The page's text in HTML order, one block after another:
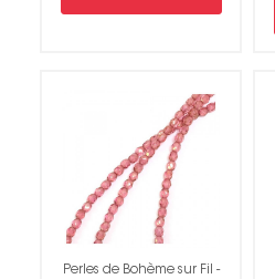
Perles de Bohème sur Fil -